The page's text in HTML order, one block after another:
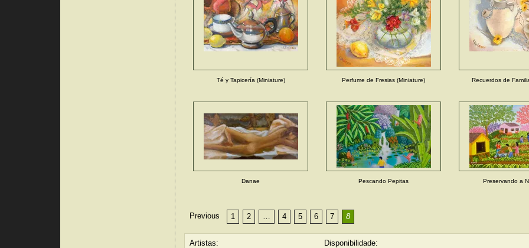
Té y Tapicería (Miniature) Perfume de Fresias (Miniature) Recuerdos de
Danae Pescando Pepitas Preservando a
Previous 1 2 … 4 5 6 7 8
Artistas: Disponibilidade: